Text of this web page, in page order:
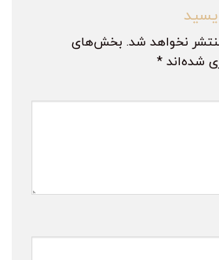
نخواهد شد. بخش‌های
شده‌اند*